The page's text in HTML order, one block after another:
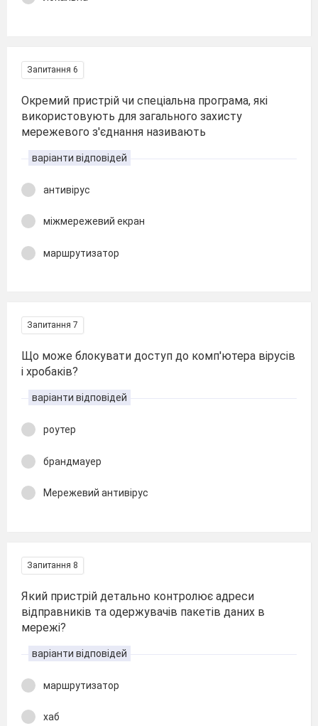
Запитання 6
Окремий пристрій чи спеціальна програма, які
використовують для загального захисту
мережевого з'єднання називають
варіанти відповідей
антивірус
міжмережевий екран
маршрутизатор
Запитання 7
Що може блокувати доступ до комп'ютера вірусів
і хробаків?
варіанти відповідей
роутер
брандмауер
Мережевий антивірус
Запитання 8
Який пристрій детально контролює адреси
відправників та одержувачів пакетів даних в
мережі?
варіанти відповідей
маршрутизатор
хаб